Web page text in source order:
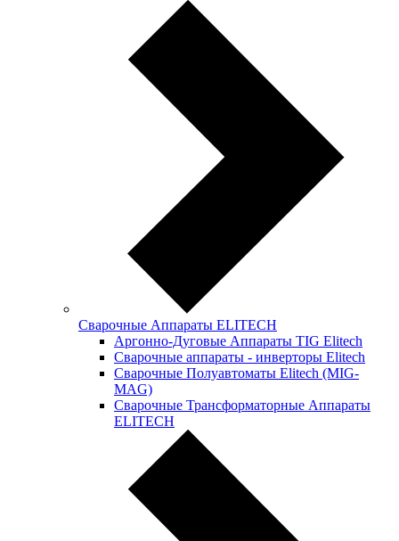
Сварочные Аппараты ELITECH
Аргонно-Дуговые Аппараты TIG Elitech
Сварочные аппараты - инверторы Elitech
Сварочные Полуавтоматы Elitech (MIG-
MAG)
Сварочные Трансформаторные Аппараты
ELITECH